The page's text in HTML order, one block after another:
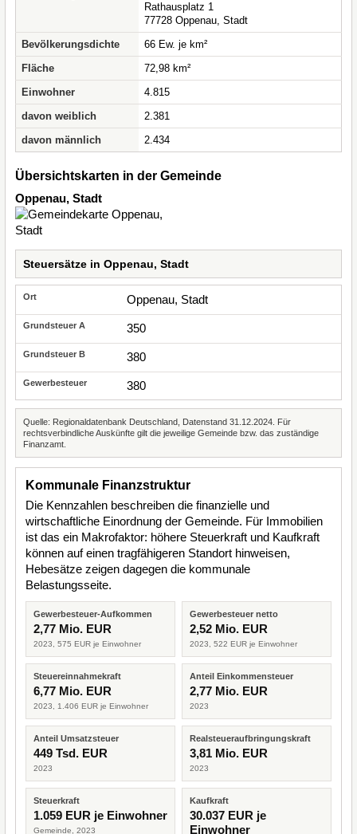
Rathausplatz 1
77728 Oppenau, Stadt
Bevölkerungsdichte
66 Ew. je km²
Fläche
72,98 km²
Einwohner
4.815
davon weiblich
2.381
davon männlich
2.434
Übersichtskarten in der Gemeinde
Oppenau, Stadt
Steuersätze in Oppenau, Stadt
Oppenau, Stadt
350
380
380
Quelle: Regionaldatenbank Deutschland, Datenstand 31.12.2024. Für
rechtsverbindliche Auskünfte gilt die jeweilige Gemeinde bzw. das zuständige
Finanzamt.
Kommunale Finanzstruktur
Die Kennzahlen beschreiben die finanzielle und
wirtschaftliche Einordnung der Gemeinde. Für Immobilien
ist das ein Makrofaktor: höhere Steuerkraft und Kaufkraft
können auf einen tragfähigeren Standort hinweisen,
Hebesätze zeigen dagegen die kommunale
Belastungsseite.
Gewerbesteuer-Aufkommen
2,77 Mio. EUR
2023, 575 EUR je Einwohner
Gewerbesteuer netto
2,52 Mio. EUR
2023, 522 EUR je Einwohner
Steuereinnahmekraft
6,77 Mio. EUR
2023, 1.406 EUR je Einwohner
Anteil Einkommensteuer
2,77 Mio. EUR
2023
Anteil Umsatzsteuer
449 Tsd. EUR
2023
Realsteueraufbringungskraft
3,81 Mio. EUR
2023
Steuerkraft
1.059 EUR je Einwohner
Gemeinde, 2023
Kaufkraft
30.037 EUR je
Einwohner